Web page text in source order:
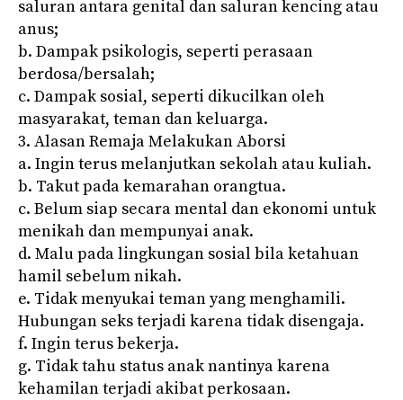
saluran antara genital dan saluran kencing atau
anus;
b. Dampak psikologis, seperti perasaan
berdosa/bersalah;
c. Dampak sosial, seperti dikucilkan oleh
masyarakat, teman dan keluarga.
3. Alasan Remaja Melakukan Aborsi
a. Ingin terus melanjutkan sekolah atau kuliah.
b. Takut pada kemarahan orangtua.
c. Belum siap secara mental dan ekonomi untuk
menikah dan mempunyai anak.
d. Malu pada lingkungan sosial bila ketahuan
hamil sebelum nikah.
e. Tidak menyukai teman yang menghamili.
Hubungan seks terjadi karena tidak disengaja.
f. Ingin terus bekerja.
g. Tidak tahu status anak nantinya karena
kehamilan terjadi akibat perkosaan.